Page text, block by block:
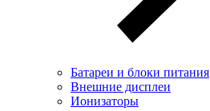
Батареи и блоки питания
Внешние дисплеи
Ионизаторы